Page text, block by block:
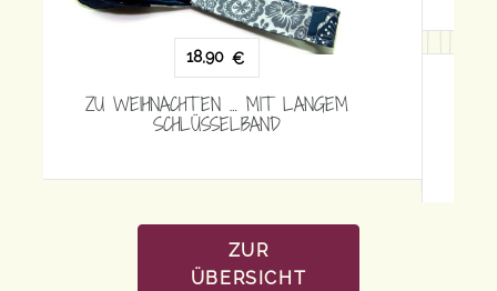
15,90
ZU WEIHNACHTEN „SIE“ … MIT KURZEM
SCHLÜSSELBAND
ZUR
ÜBERSICHT